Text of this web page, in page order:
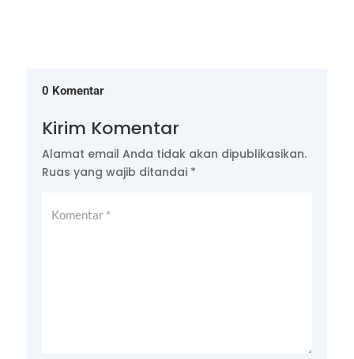
0 Komentar
Kirim Komentar
Alamat email Anda tidak akan dipublikasikan.
Ruas yang wajib ditandai *